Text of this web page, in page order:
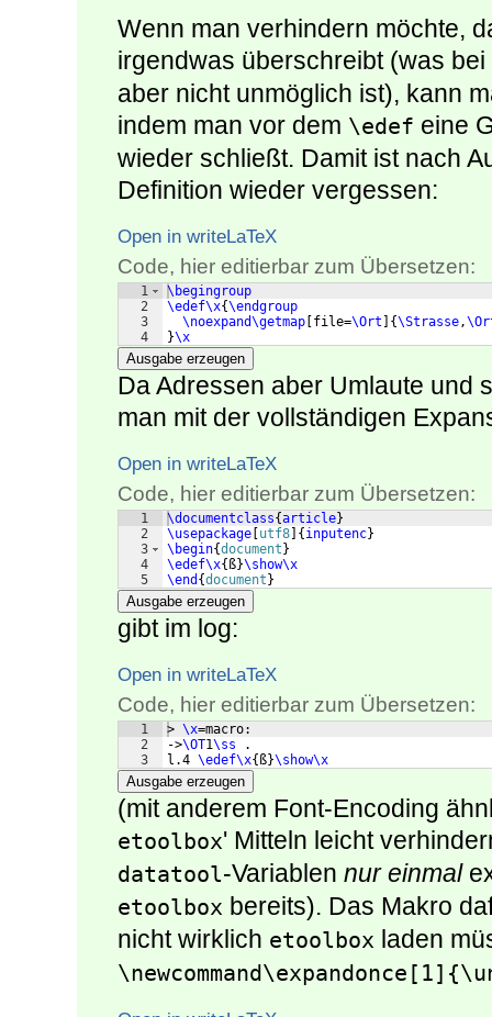
Wenn man verhindern möchte,
irgendwas überschreibt (was bei
aber nicht unmöglich ist), kann
indem man vor dem \edef eine
wieder schließt. Damit ist nach
Definition wieder vergessen:
Open in writeLaTeX
Code, hier editierbar zum Übersetzen:
1
2
3
4
\begingroup
\edef\x{\endgroup
\noexpand\getmap file=\Ort {\Strasse,
}\x
Ausgabe erzeugen
Da Adressen aber Umlaute und
man mit der vollständigen
Open in writeLaTeX
Code, hier editierbar zum Übersetzen:
1
2
3
4
5
\documentclass{article}
\usepackage utf8 { inputenc}
\begin{document }
\edef\x{ ß}\show\x
\end {document }
Ausgabe erzeugen
gibt im log:
Open in writeLaTeX
Code, hier editierbar zum Übersetzen:
1
2
3
> \x=macro:
->\OT1\ss .
l.4 \edef\x{ ß}\show\x
Ausgabe erzeugen
(mit anderem Font-Encoding
etoolbox' Mitteln leicht
datatool-Variablen nur einmal
etoolbox bereits). Das Makro
nicht wirklich etoolbox laden